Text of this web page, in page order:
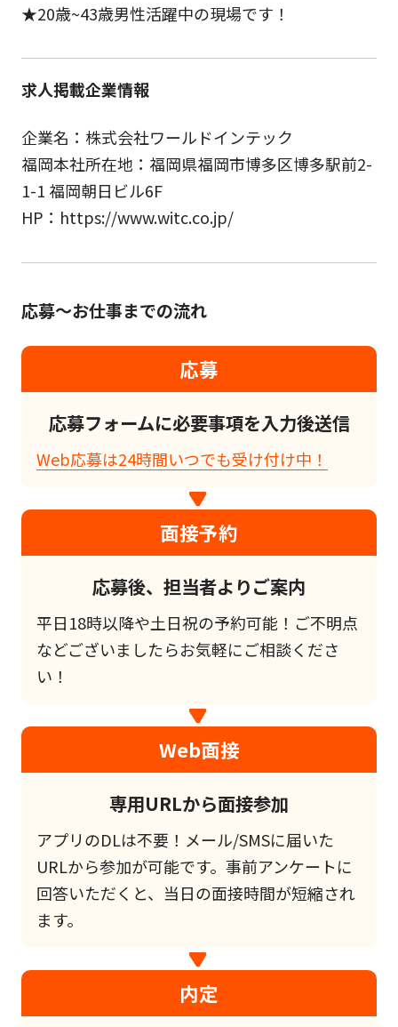
★20歳~43歳男性活躍中の現場です！
求人掲載企業情報
企業名：株式会社ワールドインテック
福岡本社所在地：福岡県福岡市博多区博多駅前2-
1-1 福岡朝日ビル6F
HP：https://www.witc.co.jp/
応募～お仕事までの流れ
応募
応募フォームに必要事項を入力後送信
Web応募は24時間いつでも受け付け中！
面接予約
応募後、担当者よりご案内
平日18時以降や土日祝の予約可能！ご不明点
などございましたらお気軽にご相談くださ
い！
Web面接
専用URLから面接参加
アプリのDLは不要！メール/SMSに届いた
URLから参加が可能です。事前アンケートに
回答いただくと、当日の面接時間が短縮され
ます。
内定